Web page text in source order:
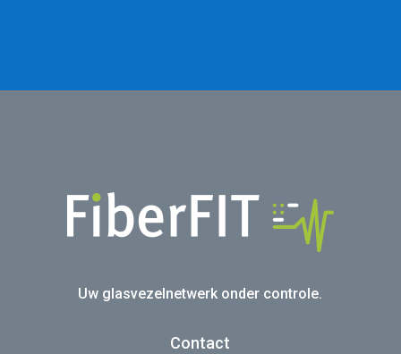
Uw glasvezelnetwerk onder controle.
Contact